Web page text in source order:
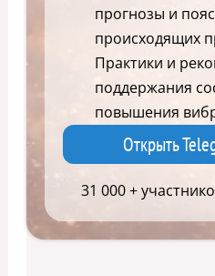
прогнозы и
происходящих
Практики и
поддержания
повышения
Открыть
31 000 +